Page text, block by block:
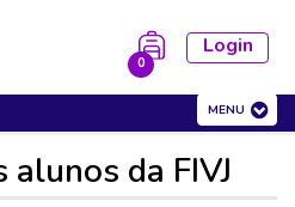
0
Login
MENU
da FIVJ